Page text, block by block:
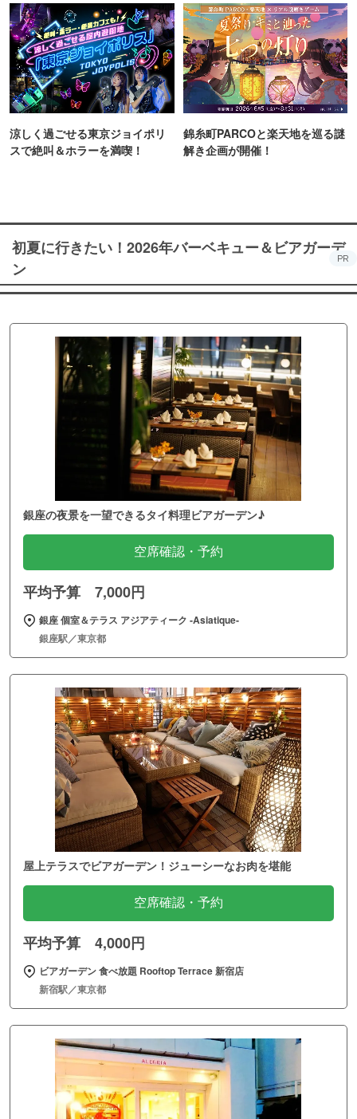
涼しく過ごせる東京ジョイポリ
スで絶叫＆ホラーを満喫！
錦糸町PARCOと楽天地を巡る謎
解き企画が開催！
初夏に行きたい！2026年バーベキュー＆ビアガーデ
ン
PR
銀座の夜景を一望できるタイ料理ビアガーデン♪
空席確認・予約
平均予算 7,000円
銀座 個室＆テラス アジアティーク ‐Asiatique‐
銀座駅／東京都
屋上テラスでビアガーデン！ジューシーなお肉を堪能
空席確認・予約
平均予算 4,000円
ビアガーデン 食べ放題 Rooftop Terrace 新宿店
新宿駅／東京都